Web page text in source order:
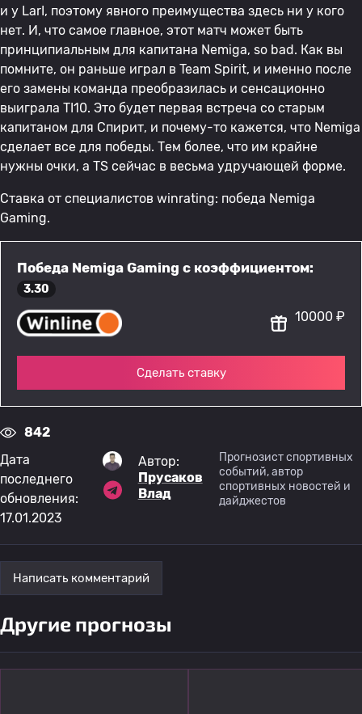
и у LarI, поэтому явного преимущества здесь ни у кого
нет. И, что самое главное, этот матч может быть
принципиальным для капитана Nemiga, so bad. Как вы
помните, он раньше играл в Team Spirit, и именно после
его замены команда преобразилась и сенсационно
выиграла TI10. Это будет первая встреча со старым
капитаном для Спирит, и почему-то кажется, что Nemiga
сделает все для победы. Тем более, что им крайне
нужны очки, а TS сейчас в весьма удручающей форме.
Ставка от специалистов winrating: победа Nemiga
Gaming.
Победа Nemiga Gaming с коэффициентом:
3.30
10000 ₽
Сделать ставку
842
Дата
последнего
обновления:
17.01.2023
Автор:
Прусаков
Влад
Прогнозист спортивных
событий, автор
спортивных новостей и
дайджестов
Написать комментарий
Другие прогнозы